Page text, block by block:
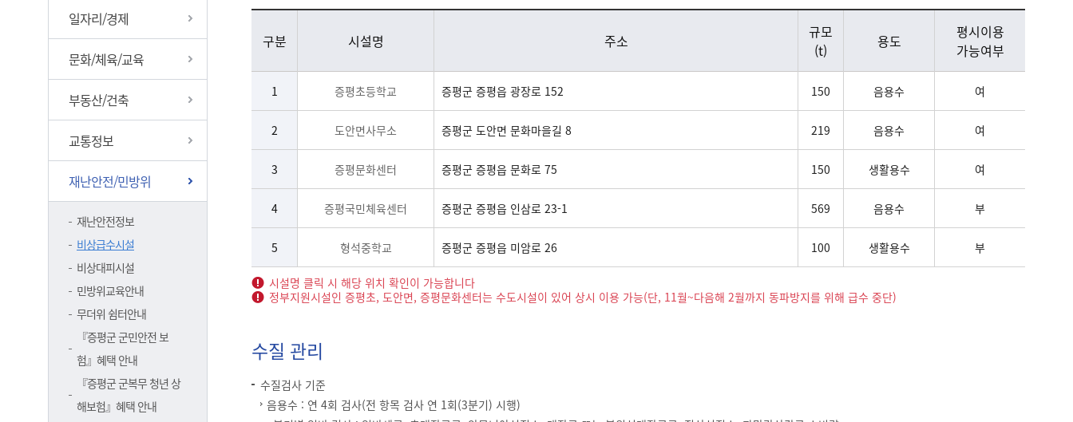
일자리/경제
문화/체육/교육
부동산/건축
교통정보
재난안전/민방위
재난안전정보
비상급수시설
비상대피시설
민방위교육안내
무더위 쉼터안내
『증평군 군민안전 보
험』혜택 안내
『증평군 군복무 청년 상
해보험』혜택 안내
증평군 민방위 비상급수시설 현황 - 구분, 시설명, 주소, 규모, 용도, 평시이용가능여부 정보제공
구분 시설명 주소
규모
(t)
용도
평시이용
가능여부
1 증평초등학교 증평군 증평읍 광장로 152 150 음용수 여
2 도안면사무소 증평군 도안면 문화마을길 8 219 음용수 여
3 증평문화센터 증평군 증평읍 문화로 75 150 생활용수 여
4 증평국민체육센터 증평군 증평읍 인삼로 23-1 569 음용수 부
5 형석중학교 증평군 증평읍 미암로 26 100 생활용수 부
시설명 클릭 시 해당 위치 확인이 가능합니다
정부지원시설인 증평초, 도안면, 증평문화센터는 수도시설이 있어 상시 이용 가능(단, 11월~다음해 2월까지 동파방지를 위해 급수 중단)
수질 관리
수질검사 기준
음용수 : 연 4회 검사(전 항목 검사 연 1회(3분기) 시행)